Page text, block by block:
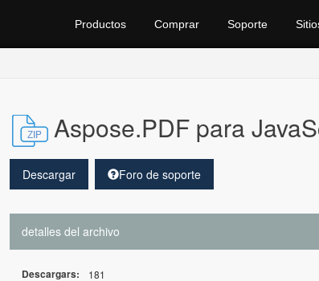
Productos Comprar Soporte
Aspose.PDF para
Descargar Foro de soporte
detalles del archivo
Descargars: 181